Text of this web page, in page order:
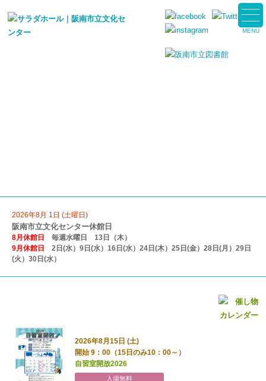
MENU
2026年8月 1日 (土曜日)
阪南市立文化センター休館日
8月休館日 毎週水曜日 13日（木）
9月休館日
2日(水）9日(水）16日(水）24日(木）25日(金）28日(月）29日
(火）30日(水）
2026年8月15日 (土)
開始 9：00（15日のみ10：00～）
自習室開放2026
入場無料